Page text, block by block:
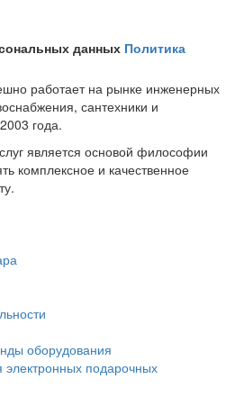
данных Политика
работает на рынке инженерных
сантехники и
года.
является основой философии
комплексное и качественное
оборудования
электронных подарочных